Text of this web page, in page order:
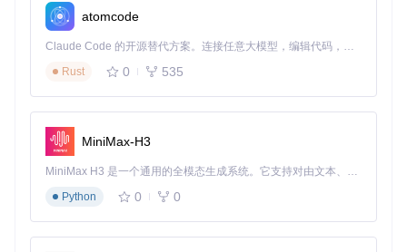
表单填写）实现自动化，平均处理时长从180秒缩短至45秒，
日处理量提升300%。系统的定时执行功能确保了服务响应的
及时性，客户满意度提升了22个百分点。
在教育信息化领域，KeymouseGo为在线教育平台的内容更新
未来演进：插件生态与智能自动化的融合
KeymouseGo的发展路线图清晰地指向智能化与生态化两个方
atomcode
Claude Code 的开源替代方案。连接任意大模型，编辑代码，运行命令，自动验证 — 全自动执行。用 Rust 构建，极致性能。 ｜ An open-source alternative to Claude Code. Connect any LLM, edit code, run commands, and verify changes — autonomously. Built in Rust for speed. Get Started
Rust
0 535
MiniMax-H3
MiniMax H3 是一个通用的全模态生成系统。它支持对由文本、图像、视频和音频组成的多模态上下文进行统一理解，并能生成分辨率高达 2K、时长可达 15 秒的带原生立体声音频的视频。得益于面向任务泛化的系统设计，H3 在预训练阶段就已具备广泛的多模态上下文理解与生成能力，能够出色地执行复杂的多模态指令。
Python
0 0